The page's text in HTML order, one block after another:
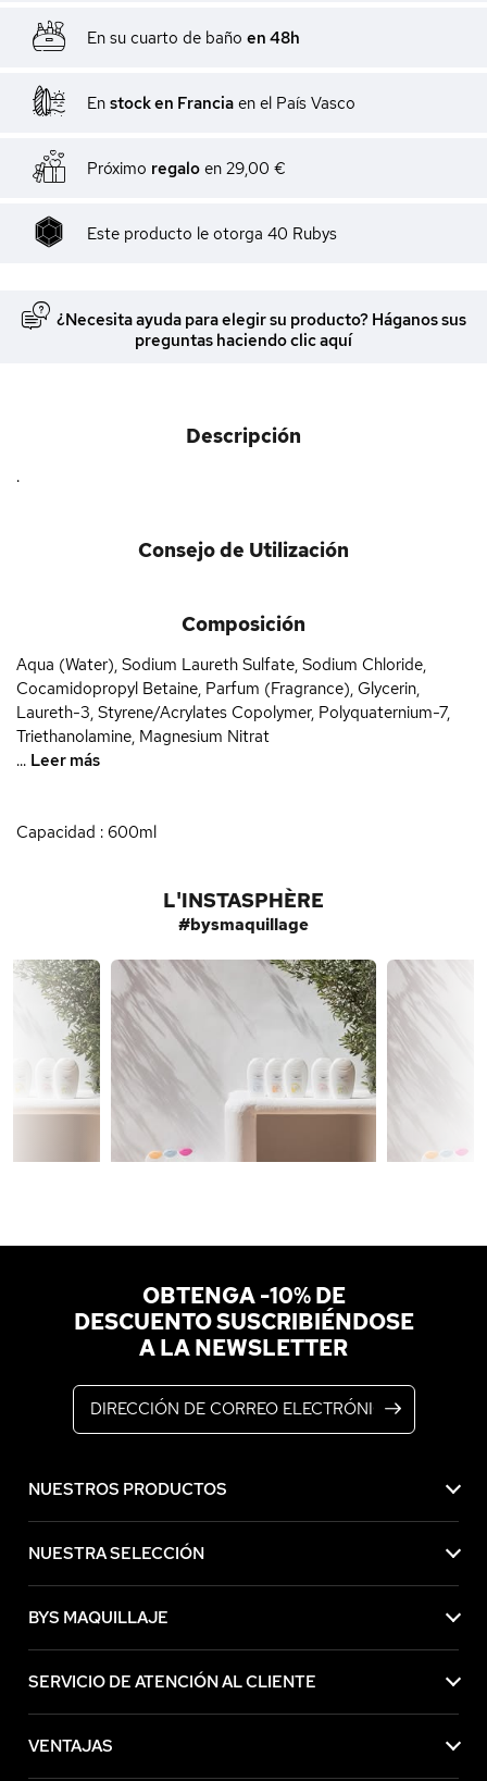
En su cuarto de baño en 48h
En stock en Francia en el País Vasco
Próximo regalo en 29,00 €
Este producto le otorga 40 Rubys
¿Necesita ayuda para elegir su producto? Háganos sus
preguntas haciendo clic aquí
Descripción
.
Consejo de Utilización
Composición
Aqua (Water), Sodium Laureth Sulfate, Sodium Chloride,
Cocamidopropyl Betaine, Parfum (Fragrance), Glycerin,
Laureth-3, Styrene/Acrylates Copolymer, Polyquaternium-7,
Triethanolamine, Magnesium Nitrat
... Leer más
Capacidad : 600ml
L'INSTASPHÈRE
#bysmaquillage
OBTENGA -10% DE
DESCUENTO SUSCRIBIÉNDOSE
A LA NEWSLETTER
NUESTROS PRODUCTOS
NUESTRA SELECCIÓN
BYS MAQUILLAJE
SERVICIO DE ATENCIÓN AL CLIENTE
VENTAJAS